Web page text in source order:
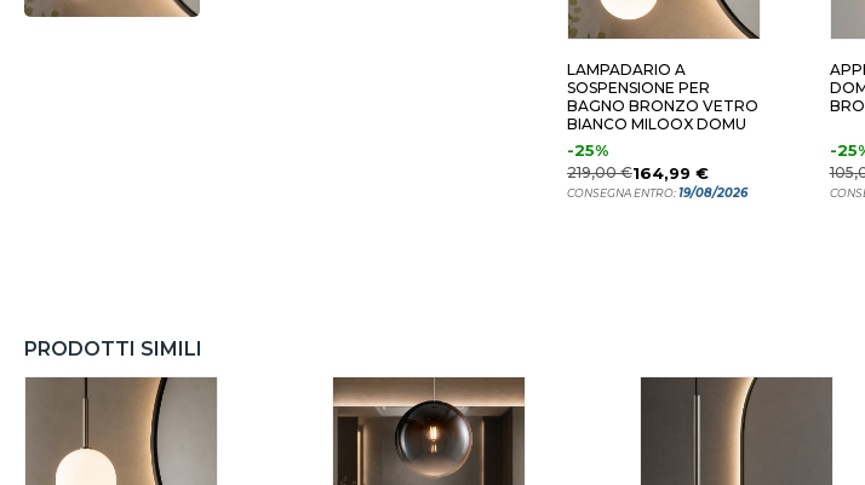
LAMPADARIO A
SOSPENSIONE PER
BAGNO BRONZO VETRO
BIANCO MILOOX DOMU
-25%
219,00 €164,99 €
CONSEGNA ENTRO:19/08/2026
-
PRODOTTI SIMILI